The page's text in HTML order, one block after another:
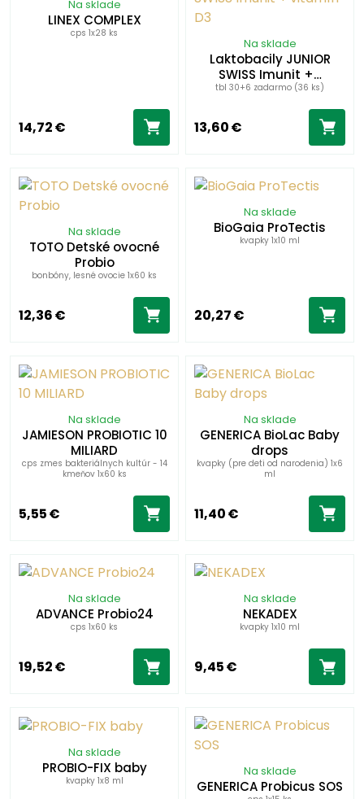
Na sklade
LINEX COMPLEX
cps 1x28 ks
14,72 €
Na sklade
Laktobacily JUNIOR
SWISS Imunit +…
tbl 30+6 zadarmo (36 ks)
13,60 €
Na sklade
TOTO Detské ovocné
Probio
bonbóny, lesné ovocie 1x60 ks
12,36 €
Na sklade
BioGaia ProTectis
kvapky 1x10 ml
20,27 €
Na sklade
JAMIESON PROBIOTIC 10
MILIARD
cps zmes bakteriálnych kultúr - 14
kmeňov 1x60 ks
5,55 €
Na sklade
GENERICA BioLac Baby
drops
kvapky (pre deti od narodenia) 1x6
ml
11,40 €
Na sklade
ADVANCE Probio24
cps 1x60 ks
19,52 €
Na sklade
NEKADEX
kvapky 1x10 ml
9,45 €
Na sklade
PROBIO-FIX baby
kvapky 1x8 ml
Na sklade
GENERICA Probicus SOS